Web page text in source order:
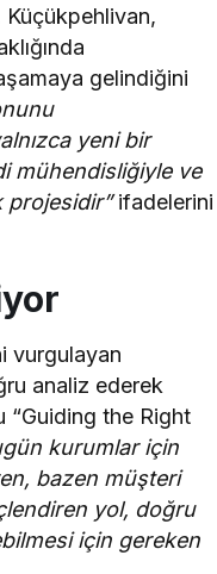
Küçükpehlivan,
gelindiğini
yeni bir
mühendisliğiyle ve
projesidir”ifadelerini
vurgulayan
analiz ederek
“Guiding the Right
kurumlar için
bazen müşteri
yol, doğru
için gereken